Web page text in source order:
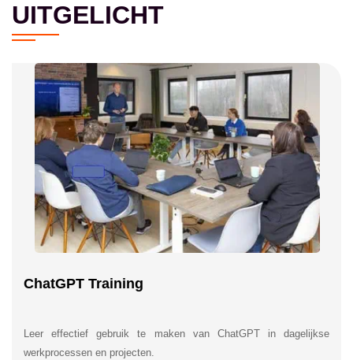
UITGELICHT
ChatGPT Training
Leer effectief gebruik te maken van ChatGPT in dagelijkse
werkprocessen en projecten.